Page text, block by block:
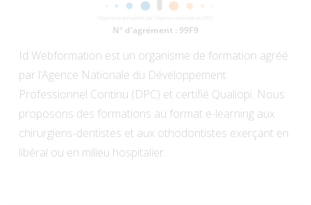
Id Webformation est un organisme de formation agréé
par l’Agence Nationale du Développement
Professionnel Continu (DPC) et certifié Qualiopi. Nous
proposons des formations au format e-learning aux
chirurgiens-dentistes et aux othodontistes exerçant en
libéral ou en milieu hospitalier.